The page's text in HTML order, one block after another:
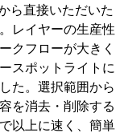
ら直接いただいた
レイヤーの生産性
クフローが大きく
スポットライトに
た。選択範囲から
を消去・削除する
以上に速く、簡単